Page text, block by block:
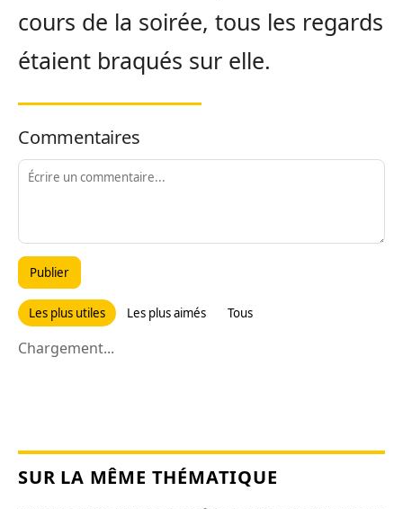
cours de la soirée, tous les regards
étaient braqués sur elle.
Commentaires
Publier
Les plus utiles Les plus aimés Tous
Chargement...
SUR LA MÊME THÉMATIQUE